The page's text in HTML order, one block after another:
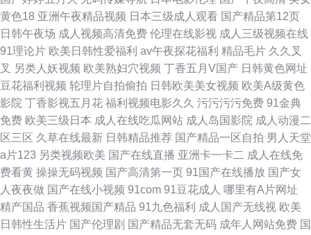
黄色18 亚洲午夜精品视频 日本三级成人观看 国产精品第12页
日韩午夜场 成人视频高清免费 伦理在线影视 成人三级视频在线
91理论片 欧美日韩性爱福利 av午夜探花福利 精品毛片 久久叉
叉 另类人妖视频 欧美熟妇穴视频 丁香五月V国产 日韩黄色网址
豆花福利视频 轮理片自拍偷拍 日韩欧美美女视频 欧美A级黄色
影院 丁香影视五月花 福利视频电影久久 污污污污免费 91金典
免费 欧美三级日本 成人在线吃瓜网站 成人岛国影院 成人动漫二
区三区 久草在线最新 日韩精品推荐 国产精品一区自拍 男人天堂
a片123 另类视频欧美 国产在线直播 亚洲卡一卡二 成人在线免
费看黄 操操无码视频 国产高清第一页 91国产在线播放 国产女
人夜夜做 国产在线小视频 91com 91豆花成人 哪里有A片网址
精产国品 香蕉视频国产精品 91九色福利 成人国产无线视 欧美
日韩性生活片 国产伦理剧 国产精品无套无码 成年人网站免费 国